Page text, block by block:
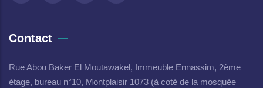
Contact
Rue Abou Baker El Moutawakel, Immeuble Ennassim, 2ème
étage, bureau n°10, Montplaisir 1073 (à coté de la mosquée